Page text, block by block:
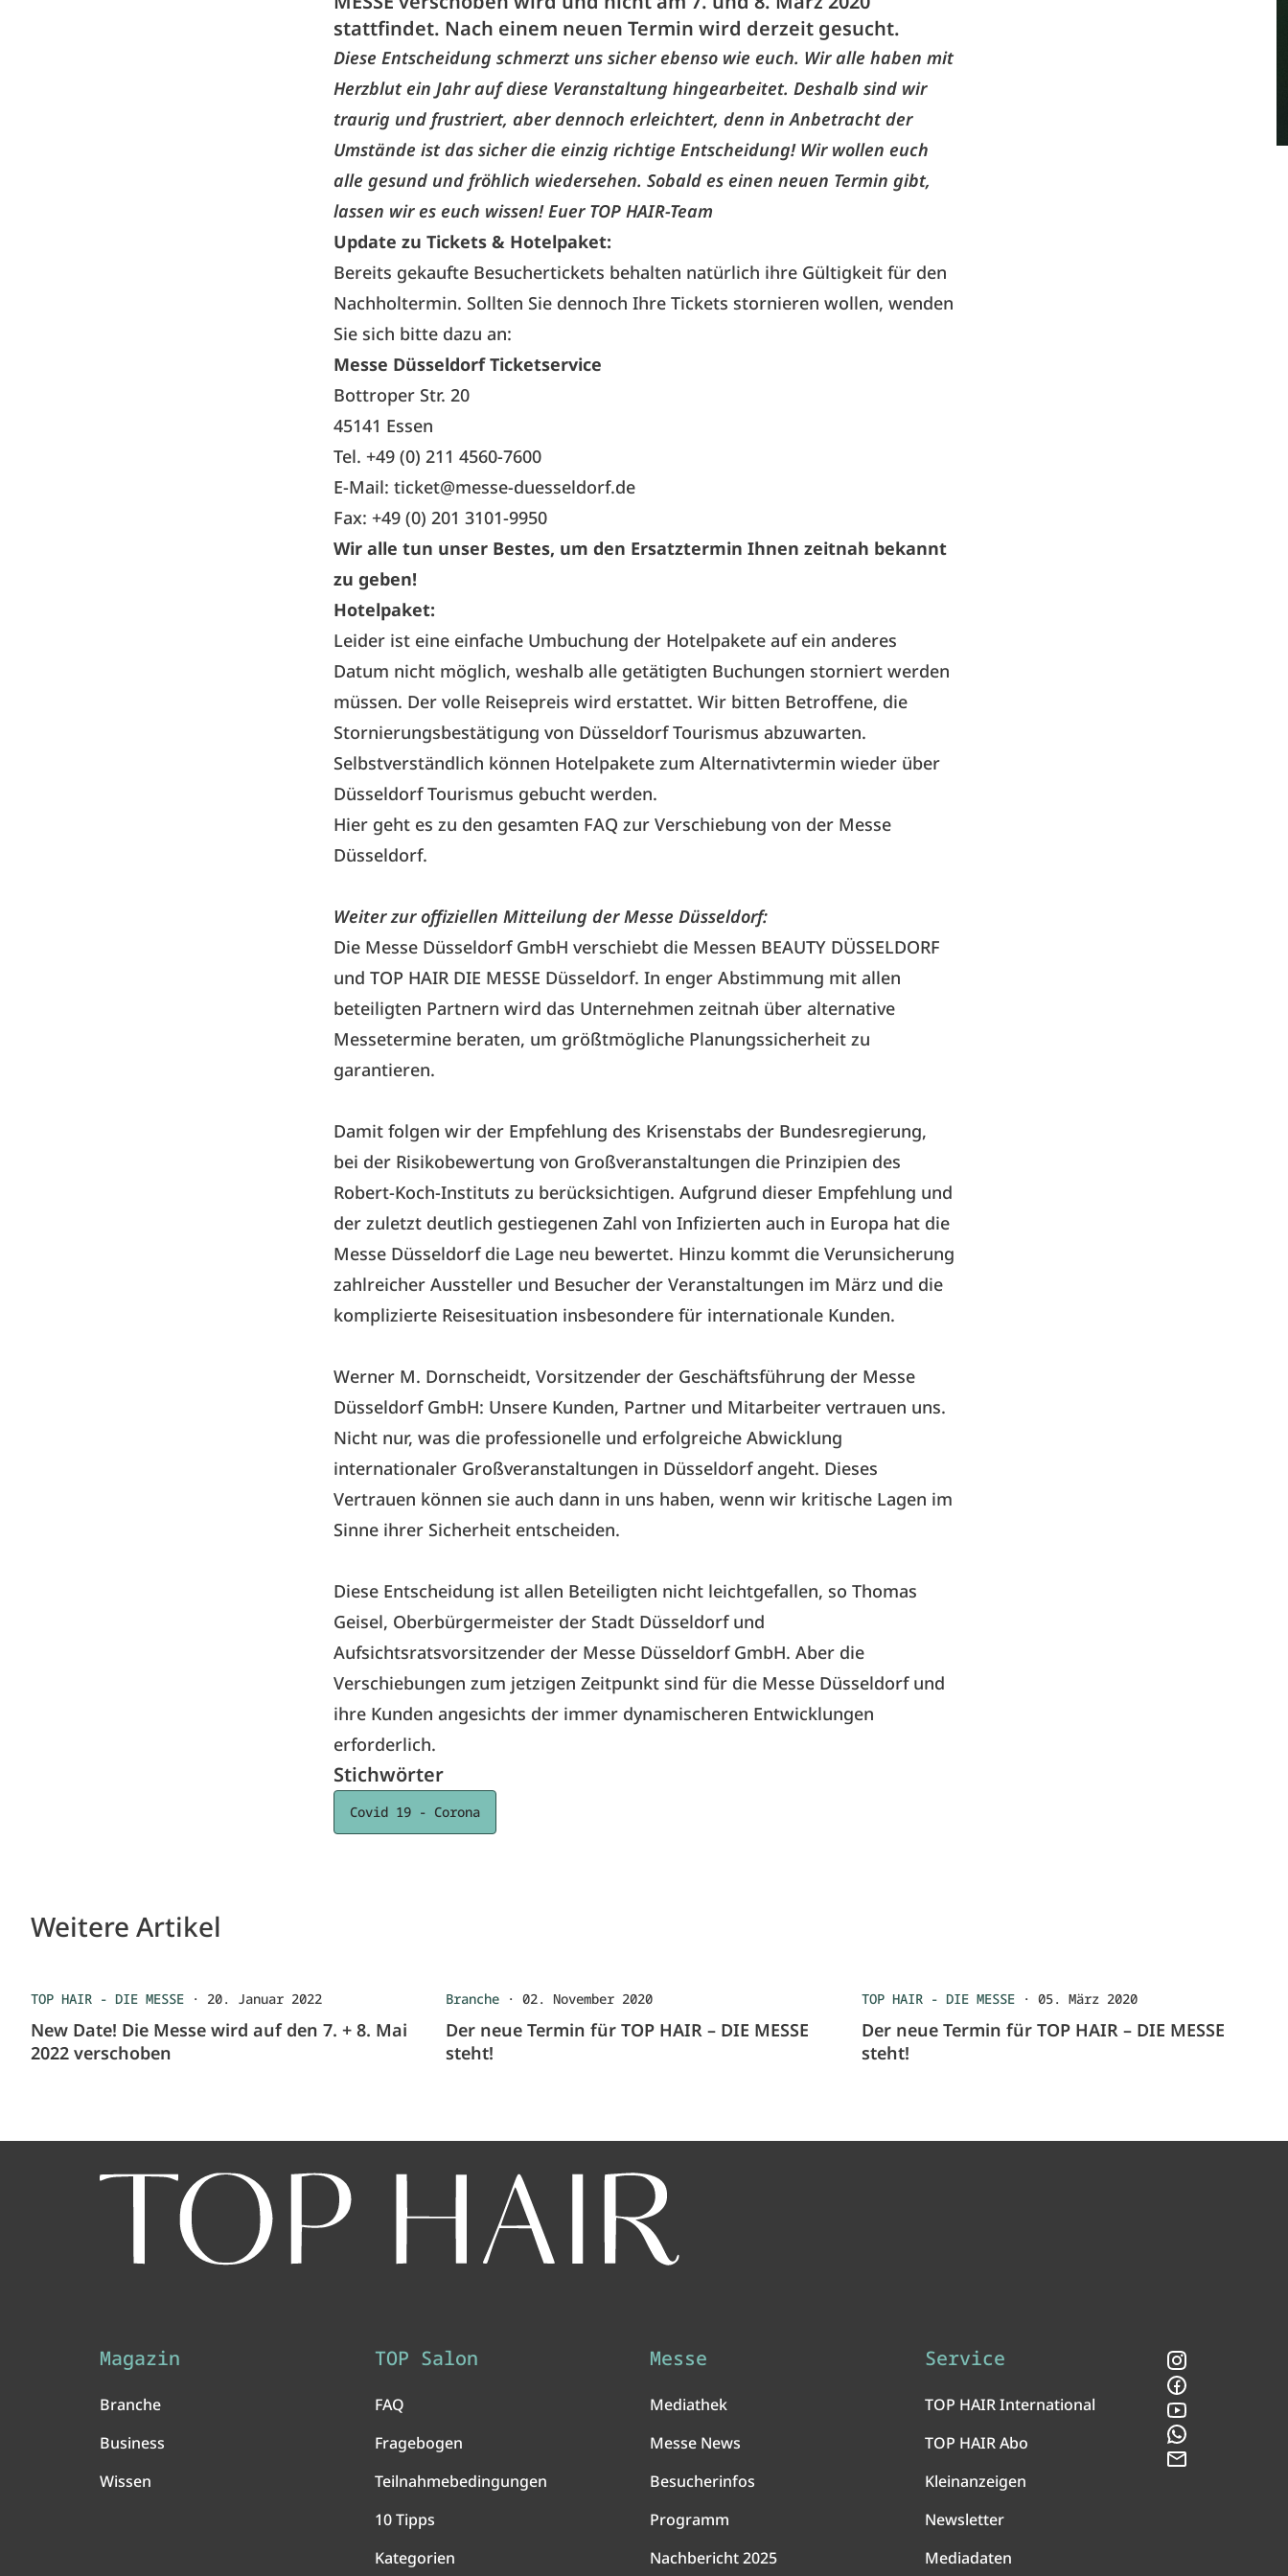
stattfindet. Nach einem neuen Termin wird derzeit gesucht.
Diese Entscheidung schmerzt uns sicher ebenso wie euch. Wir alle haben mit
Herzblut ein Jahr auf diese Veranstaltung hingearbeitet. Deshalb sind wir
traurig und frustriert, aber dennoch erleichtert, denn in Anbetracht der
Umstände ist das sicher die einzig richtige Entscheidung! Wir wollen euch
alle gesund und fröhlich wiedersehen. Sobald es einen neuen Termin gibt,
lassen wir es euch wissen! Euer TOP HAIR-Team
Update zu Tickets & Hotelpaket:
Bereits gekaufte Besuchertickets behalten natürlich ihre Gültigkeit für den
Nachholtermin. Sollten Sie dennoch Ihre Tickets stornieren wollen, wenden
Sie sich bitte dazu an:
Messe Düsseldorf Ticketservice
Bottroper Str. 20
45141 Essen
Tel. +49 (0) 211 4560-7600
E-Mail: ticket@messe-duesseldorf.de
Fax: +49 (0) 201 3101-9950
Wir alle tun unser Bestes, um den Ersatztermin Ihnen zeitnah bekannt
zu geben!
Hotelpaket:
Leider ist eine einfache Umbuchung der Hotelpakete auf ein anderes
Datum nicht möglich, weshalb alle getätigten Buchungen storniert werden
müssen. Der volle Reisepreis wird erstattet. Wir bitten Betroffene, die
Stornierungsbestätigung von Düsseldorf Tourismus abzuwarten.
Selbstverständlich können Hotelpakete zum Alternativtermin wieder über
Düsseldorf Tourismus gebucht werden.
Hier geht es zu den gesamten FAQ zur Verschiebung von der Messe
Düsseldorf.
Weiter zur offiziellen Mitteilung der Messe Düsseldorf:
Die Messe Düsseldorf GmbH verschiebt die Messen BEAUTY DÜSSELDORF
und TOP HAIR DIE MESSE Düsseldorf. In enger Abstimmung mit allen
beteiligten Partnern wird das Unternehmen zeitnah über alternative
Messetermine beraten, um größtmögliche Planungssicherheit zu
garantieren.
Damit folgen wir der Empfehlung des Krisenstabs der Bundesregierung,
bei der Risikobewertung von Großveranstaltungen die Prinzipien des
Robert-Koch-Instituts zu berücksichtigen. Aufgrund dieser Empfehlung und
der zuletzt deutlich gestiegenen Zahl von Infizierten auch in Europa hat die
Messe Düsseldorf die Lage neu bewertet. Hinzu kommt die Verunsicherung
zahlreicher Aussteller und Besucher der Veranstaltungen im März und die
komplizierte Reisesituation insbesondere für internationale Kunden.
Werner M. Dornscheidt, Vorsitzender der Geschäftsführung der Messe
Düsseldorf GmbH: Unsere Kunden, Partner und Mitarbeiter vertrauen uns.
Nicht nur, was die professionelle und erfolgreiche Abwicklung
internationaler Großveranstaltungen in Düsseldorf angeht. Dieses
Vertrauen können sie auch dann in uns haben, wenn wir kritische Lagen im
Sinne ihrer Sicherheit entscheiden.
Diese Entscheidung ist allen Beteiligten nicht leichtgefallen, so Thomas
Geisel, Oberbürgermeister der Stadt Düsseldorf und
Aufsichtsratsvorsitzender der Messe Düsseldorf GmbH. Aber die
Verschiebungen zum jetzigen Zeitpunkt sind für die Messe Düsseldorf und
ihre Kunden angesichts der immer dynamischeren Entwicklungen
erforderlich.
Stichwörter
Covid 19 - Corona
Weitere Artikel
TOP HAIR - DIE MESSE · 20. Januar 2022
New Date! Die Messe wird auf den 7. + 8. Mai
2022 verschoben
Branche ·02. November 2020
Der neue Termin für TOP HAIR – DIE MESSE
steht!
TOP HAIR - DIE MESSE· 05. März 2020
Der neue Termin für TOP HAIR – DIE MESSE
steht!
Magazin
Branche
Business
Wissen
TOP Salon
FAQ
Fragebogen
Teilnahmebedingungen
10 Tipps
Kategorien
Messe
Mediathek
Messe News
Besucherinfos
Programm
Nachbericht 2025
Service
TOP HAIR International
TOP HAIR Abo
Kleinanzeigen
Newsletter
Mediadaten